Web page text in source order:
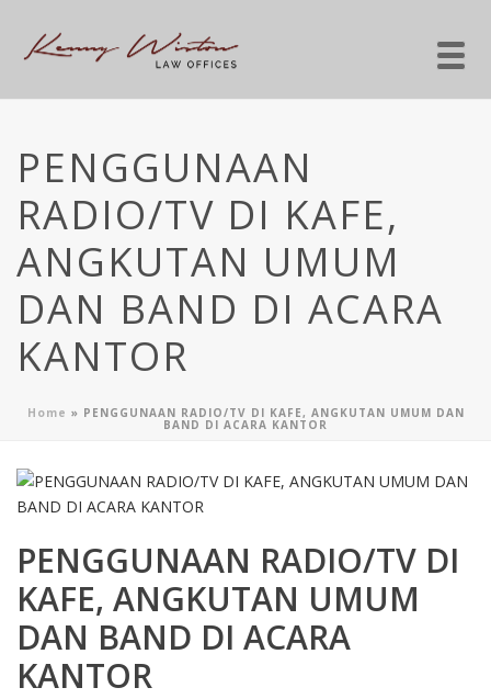
PENGGUNAAN
RADIO/TV DI KAFE,
ANGKUTAN UMUM
DAN BAND DI ACARA
KANTOR
Home » PENGGUNAAN RADIO/TV DI KAFE, ANGKUTAN UMUM DAN
BAND DI ACARA KANTOR
PENGGUNAAN RADIO/TV DI
KAFE, ANGKUTAN UMUM
DAN BAND DI ACARA
KANTOR